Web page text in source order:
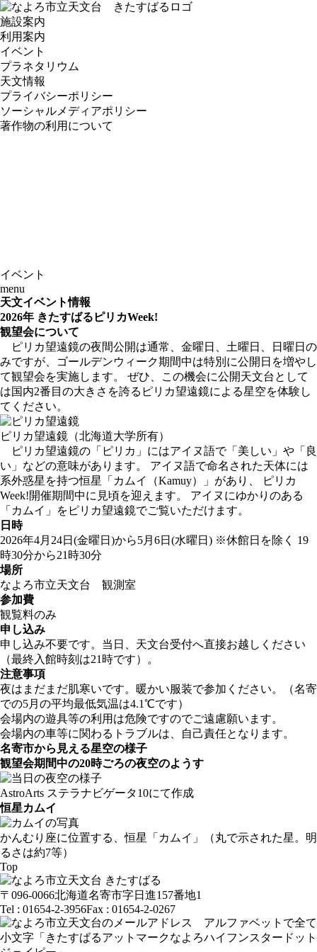
施設案内
利用案内
イベント
プラネタリウム
天文情報
プライバシーポリシー
ソーシャルメディアポリシー
著作物の利用について
イベント
menu
天文イベント情報
2026年 きたすばるピリカWeek!
観望会について
ピリカ望遠鏡の夜間公開は通常、金曜日、土曜日、日曜日の
みですが、ゴールデンウィーク期間中は特別に公開日を増やし
て観望会を実施します。 ぜひ、この機会に公開天文台として
は国内2番目の大きさを誇るピリカ望遠鏡による星空を体験し
てください。
ピリカ望遠鏡（北海道大学所有）
ピリカ望遠鏡の「ピリカ」にはアイヌ語で「美しい」や「良
い」などの意味があります。 アイヌ語で命名された天体には
系外惑星を持つ恒星「カムイ（Kamuy）」があり、 ピリカ
Week!開催期間中に見頃を迎えます。 アイヌにゆかりのある
「カムイ」をピリカ望遠鏡でご覧いただけます。
日時
2026年4月24日(金曜日)から5月6日(水曜日) ※休館日を除く
19
時30分から21時30分
場所
なよろ市立天文台 観測室
参加費
観覧料のみ
申し込み
申し込み不要です。当日、天文台受付へ直接お越しください
（最終入館時刻は21時です）。
注意事項
夜はまだまだ肌寒いです。暖かい服装で参加ください。（名寄
での5月の平均最低気温は4.1℃です）
会場内の遊具等の利用は危険ですのでご遠慮願います。
会場内の車等に関わるトラブルは、自己責任となります。
名寄市から見える星空の様子
観望会期間中の20時ごろの夜空のようす
AstroArts ステラナビゲータ10にて作成
恒星カムイ
かんむり座に位置する、恒星「カムイ」（丸で示された星。明
るさは約7等）
Top
〒096-0066北海道名寄市字日進157番地1
Tel : 01654-2-3956Fax : 01654-2-0267